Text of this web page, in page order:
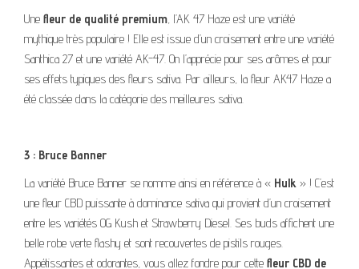
Une fleur de qualité premium, l’AK 47 Haze est une variété
mythique très populaire ! Elle est issue d’un croisement entre une variété
Santhica 27 et une variété AK-47. On l’apprécie pour ses arômes et pour
ses effets typiques des fleurs sativa. Par ailleurs, la fleur AK47 Haze a
été classée dans la catégorie des meilleures sativa.
3 : Bruce Banner
La variété Bruce Banner se nomme ainsi en référence à « Hulk » ! C’est
une fleur CBD puissante à dominance sativa qui provient d’un croisement
entre les variétés OG Kush et Strawberry Diesel. Ses buds affichent une
belle robe verte flashy et sont recouvertes de pistils rouges.
Appétissantes et odorantes, vous allez fondre pour cette fleur CBD de